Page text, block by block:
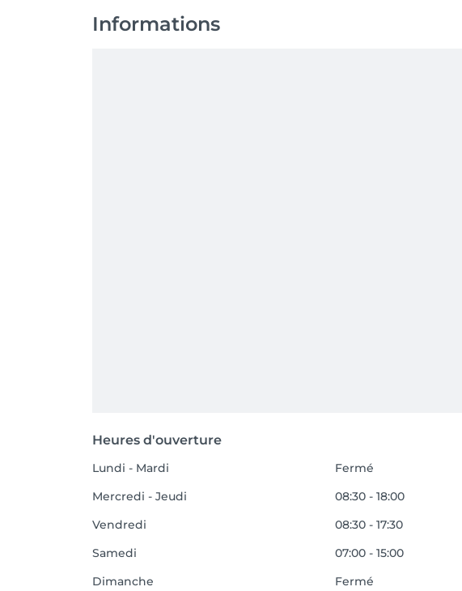
Informations
Heures d'ouverture
Lundi - Mardi
Fermé
Mercredi - Jeudi
08:30 - 18:00
Vendredi
08:30 - 17:30
Samedi
07:00 - 15:00
Dimanche
Fermé